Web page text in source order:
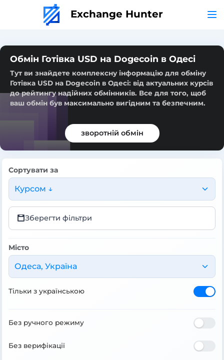
Exchange Hunter
Обмін Готівка USD на Dogecoin в Одесі
Тут ви знайдете комплексну інформацію для обміну
Готівка USD на Dogecoin в Одесі: від актуальних курсів
до рейтингу надійних обмінників. Все для того, щоб
ваш обмін був максимально вигідним та безпечним.
зворотній обмін
Сортувати за
Курсом ↓
Зберегти фільтри
Місто
Одеса, Україна
Тільки з українською
Без ручного режиму
Без верифікації